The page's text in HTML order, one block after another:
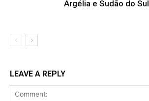
Argélia e Sudão do Sul
LEAVE A REPLY